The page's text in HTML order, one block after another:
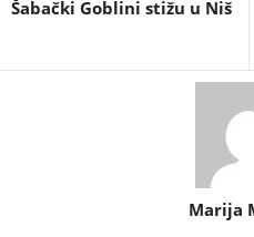
Šabački Goblini stižu u Niš
Marija